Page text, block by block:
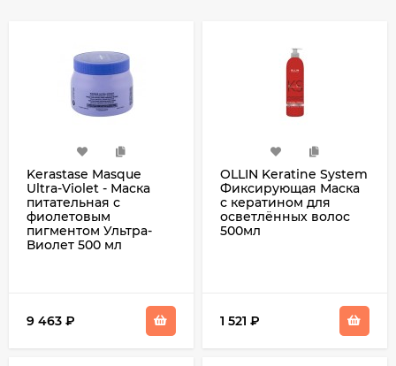
Kerastase Masque
Ultra-Violet - Маска
питательная с
фиолетовым
пигментом Ультра-
Виолет 500 мл
9 463 ₽
OLLIN Keratine System
Фиксирующая Маска
с кератином для
осветлённых волос
500мл
1 521 ₽